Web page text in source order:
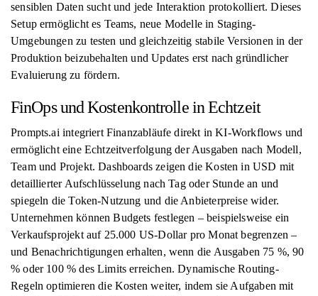
sensiblen Daten sucht und jede Interaktion protokolliert. Dieses
Setup ermöglicht es Teams, neue Modelle in Staging-
Umgebungen zu testen und gleichzeitig stabile Versionen in der
Produktion beizubehalten und Updates erst nach gründlicher
Evaluierung zu fördern.
FinOps und Kostenkontrolle in Echtzeit
Prompts.ai integriert Finanzabläufe direkt in KI-Workflows und
ermöglicht eine Echtzeitverfolgung der Ausgaben nach Modell,
Team und Projekt. Dashboards zeigen die Kosten in USD mit
detaillierter Aufschlüsselung nach Tag oder Stunde an und
spiegeln die Token-Nutzung und die Anbieterpreise wider.
Unternehmen können Budgets festlegen – beispielsweise ein
Verkaufsprojekt auf 25.000 US-Dollar pro Monat begrenzen –
und Benachrichtigungen erhalten, wenn die Ausgaben 75 %, 90
% oder 100 % des Limits erreichen. Dynamische Routing-
Regeln optimieren die Kosten weiter, indem sie Aufgaben mit